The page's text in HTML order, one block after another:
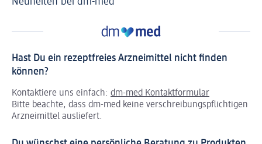
Hast Du ein rezeptfreies Arzneimittel nicht finden
können?
Kontaktiere uns einfach: dm-med Kontaktformular
Bitte beachte, dass dm-med keine verschreibungspflichtigen
Arzneimittel ausliefert.